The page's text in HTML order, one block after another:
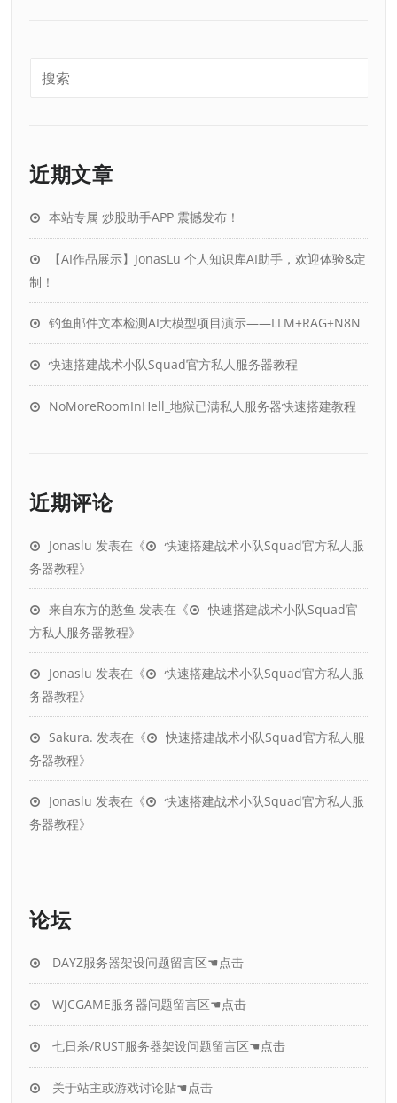
近期文章
本站专属 炒股助手APP 震撼发布！
【AI作品展示】JonasLu 个人知识库AI助手，欢迎体验&定
制！
钓鱼邮件文本检测AI大模型项目演示——LLM+RAG+N8N
快速搭建战术小队Squad官方私人服务器教程
NoMoreRoomInHell_地狱已满私人服务器快速搭建教程
近期评论
Jonaslu 发表在《
快速搭建战术小队Squad官方私人服
务器教程》
来自东方的憨鱼 发表在《
快速搭建战术小队Squad官
方私人服务器教程》
Jonaslu 发表在《
快速搭建战术小队Squad官方私人服
务器教程》
Sakura. 发表在《
快速搭建战术小队Squad官方私人服
务器教程》
Jonaslu 发表在《
快速搭建战术小队Squad官方私人服
务器教程》
论坛
DAYZ服务器架设问题留言区☚点击
WJCGAME服务器问题留言区☚点击
七日杀/RUST服务器架设问题留言区☚点击
关于站主或游戏讨论贴☚点击